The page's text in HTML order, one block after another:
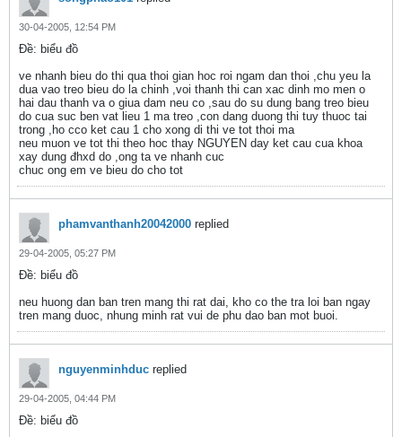
30-04-2005, 12:54 PM
Ðề: biểu đồ
ve nhanh bieu do thi qua thoi gian hoc roi ngam dan thoi ,chu yeu la
dua vao treo bieu do la chinh ,voi thanh thi can xac dinh mo men o
hai dau thanh va o giua dam neu co ,sau do su dung bang treo bieu
do cua suc ben vat lieu 1 ma treo ,con dang duong thi tuy thuoc tai
trong ,ho cco ket cau 1 cho xong di thi ve tot thoi ma
neu muon ve tot thi theo hoc thay NGUYEN day ket cau cua khoa
xay dung đhxd do ,ong ta ve nhanh cuc
chuc ong em ve bieu do cho tot
phamvanthanh20042000 replied
29-04-2005, 05:27 PM
Ðề: biểu đồ
neu huong dan ban tren mang thi rat dai, kho co the tra loi ban ngay
tren mang duoc, nhung minh rat vui de phu dao ban mot buoi.
nguyenminhduc replied
29-04-2005, 04:44 PM
Ðề: biểu đồ